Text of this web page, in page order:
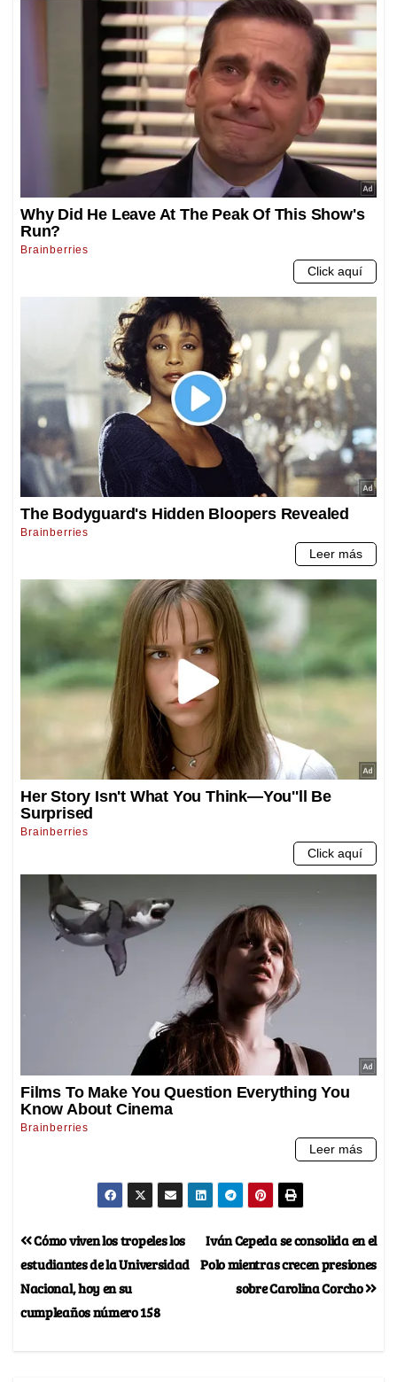
Iván Cepeda se consolida en el
Polo mientras crecen presiones
sobre Carolina Corcho
Cómo viven los tropeles los
estudiantes de la Universidad
Nacional, hoy en su
cumpleaños número 158